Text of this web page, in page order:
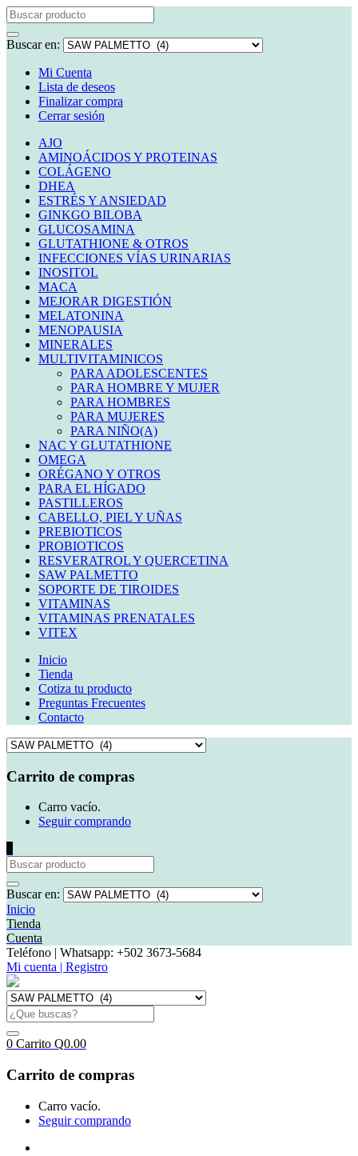
Buscar en:
Mi Cuenta
Lista de deseos
Finalizar compra
Cerrar sesión
AJO
AMINOÁCIDOS Y PROTEINAS
COLÁGENO
DHEA
ESTRÉS Y ANSIEDAD
GINKGO BILOBA
GLUCOSAMINA
GLUTATHIONE & OTROS
INFECCIONES VÍAS URINARIAS
INOSITOL
MACA
MEJORAR DIGESTIÓN
MELATONINA
MENOPAUSIA
MINERALES
MULTIVITAMINICOS
PARA ADOLESCENTES
PARA HOMBRE Y MUJER
PARA HOMBRES
PARA MUJERES
PARA NIÑO(A)
NAC Y GLUTATHIONE
OMEGA
ORÉGANO Y OTROS
PARA EL HÍGADO
PASTILLEROS
CABELLO, PIEL Y UÑAS
PREBIOTICOS
PROBIOTICOS
RESVERATROL Y QUERCETINA
SAW PALMETTO
SOPORTE DE TIROIDES
VITAMINAS
VITAMINAS PRENATALES
VITEX
Inicio
Tienda
Cotiza tu producto
Preguntas Frecuentes
Contacto
Carrito de compras
Carro vacío.
Seguir comprando
Buscar en:
Inicio
Tienda
Cuenta
Teléfono | Whatsapp: +502 3673-5684
Mi cuenta | Registro
0 Carrito Q0.00
Carrito de compras
Carro vacío.
Seguir comprando